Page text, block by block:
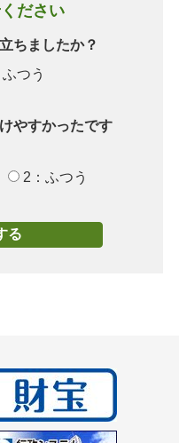
ださい
ちましたか？
つう
やすかったです
2：ふつう